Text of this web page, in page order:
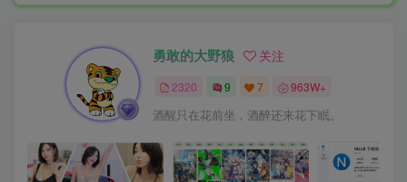
勇敢的大野狼 关注
2320 9 7 963W+
酒醒只在花前坐，酒醉还来花下眠。